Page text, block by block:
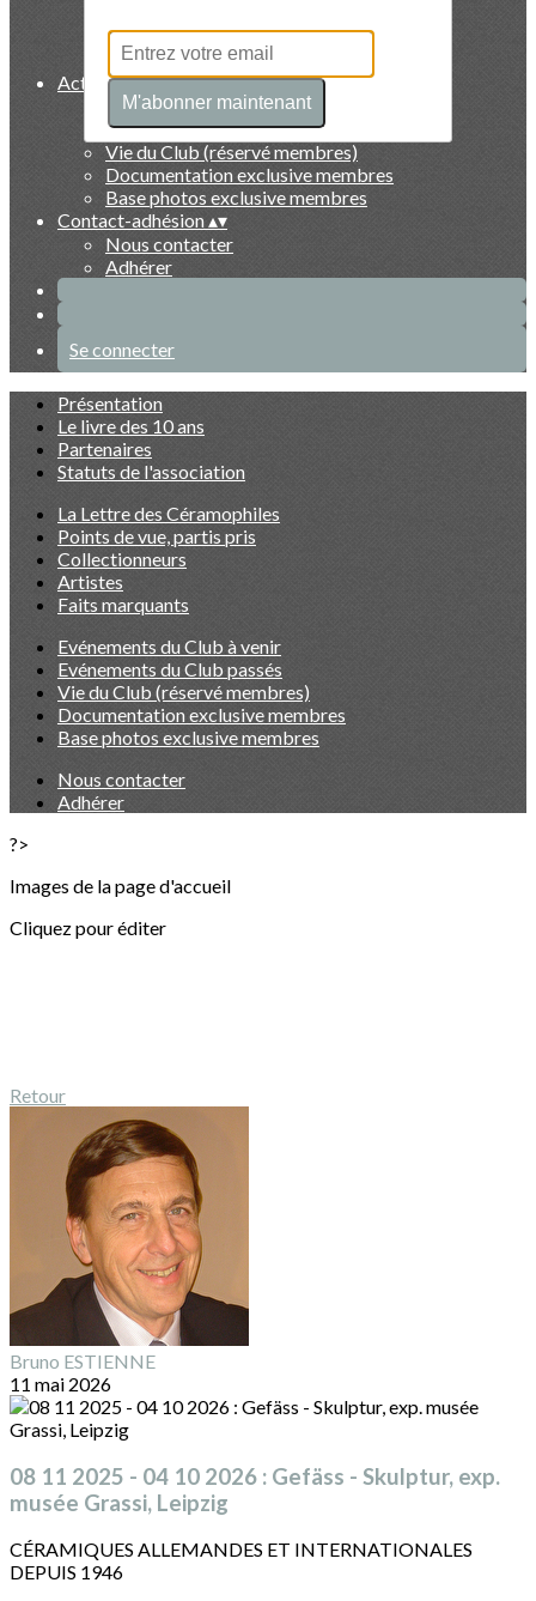
Artistes
Faits marquants
Activités et exclusivités membres▴▾
Evénements du Club à venir
Evénements du Club passés
Vie du Club (réservé membres)
Documentation exclusive membres
Base photos exclusive membres
Contact-adhésion▴▾
Nous contacter
Adhérer
Se connecter
Présentation
Le livre des 10 ans
Partenaires
Statuts de l'association
La Lettre des Céramophiles
Points de vue, partis pris
Collectionneurs
Artistes
Faits marquants
Evénements du Club à venir
Evénements du Club passés
Vie du Club (réservé membres)
Documentation exclusive membres
Base photos exclusive membres
Nous contacter
Adhérer
?>
Images de la page d'accueil
Cliquez pour éditer
Retour
Bruno ESTIENNE
11 mai 2026
08 11 2025 - 04 10 2026 : Gefäss - Skulptur, exp.
musée Grassi, Leipzig
CÉRAMIQUES ALLEMANDES ET INTERNATIONALES
DEPUIS 1946
M'abonner maintenant